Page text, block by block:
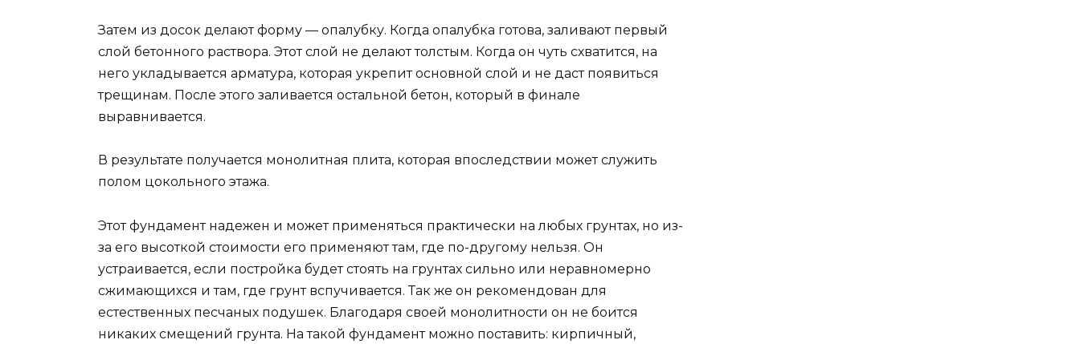
Затем из досок делают форму — опалубку. Когда опалубка готова, заливают первый
слой бетонного раствора. Этот слой не делают толстым. Когда он чуть схватится, на
него укладывается арматура, которая укрепит основной слой и не даст появиться
трещинам. После этого заливается остальной бетон, который в финале
выравнивается.
В результате получается монолитная плита, которая впоследствии может служить
полом цокольного этажа.
Этот фундамент надежен и может применяться практически на любых грунтах, но из-
за его высоткой стоимости его применяют там, где по-другому нельзя. Он
устраивается, если постройка будет стоять на грунтах сильно или неравномерно
сжимающихся и там, где грунт вспучивается. Так же он рекомендован для
естественных песчаных подушек. Благодаря своей монолитности он не боится
никаких смещений грунта. На такой фундамент можно поставить: кирпичный,